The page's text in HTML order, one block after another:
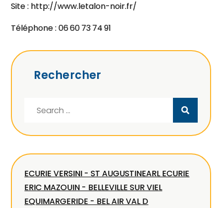
Site : http://www.letalon-noir.fr/
Téléphone : 06 60 73 74 91
Rechercher
ECURIE VERSINI - ST AUGUSTINEARL ECURIE
ERIC MAZOUIN - BELLEVILLE SUR VIEL
EQUIMARGERIDE - BEL AIR VAL D